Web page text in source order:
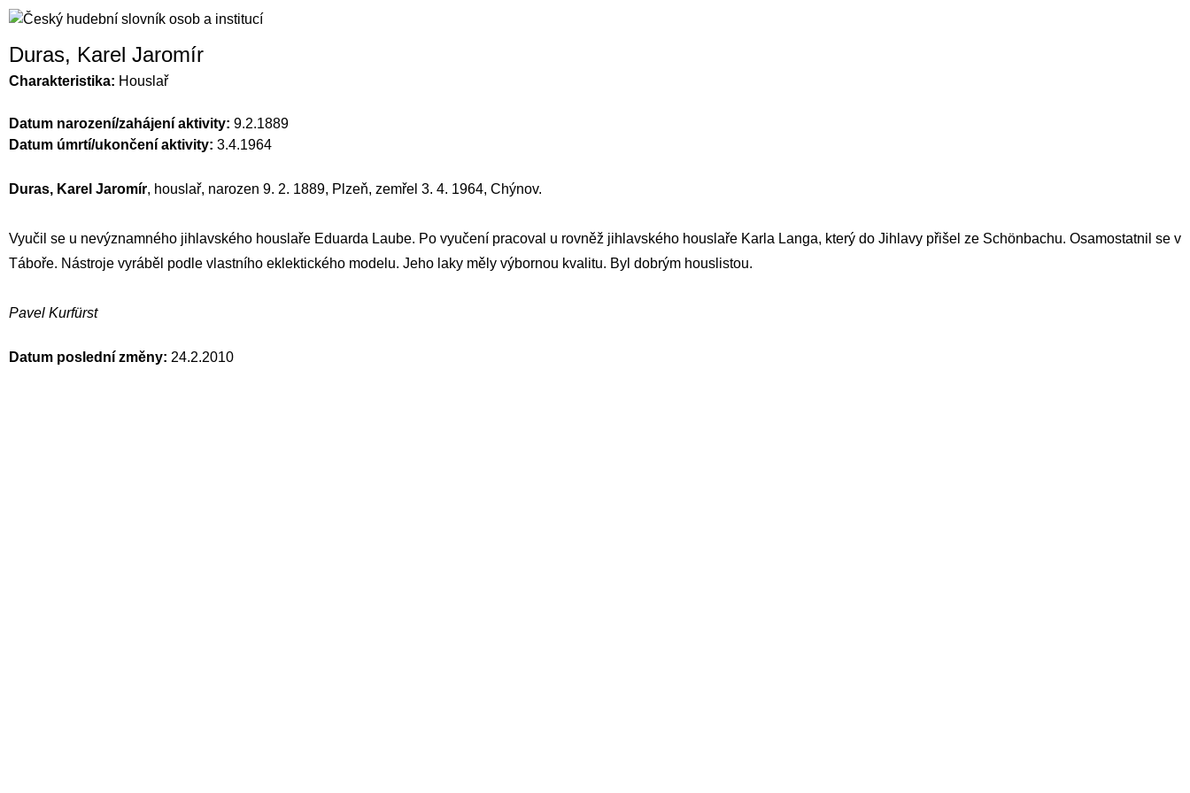
Duras, Karel Jaromír
Charakteristika: Houslař
Datum narození/zahájení aktivity: 9.2.1889
Datum úmrtí/ukončení aktivity: 3.4.1964
Duras, Karel Jaromír, houslař, narozen 9. 2. 1889, Plzeň, zemřel 3. 4. 1964, Chýnov.
Vyučil se u nevýznamného jihlavského houslaře Eduarda Laube. Po vyučení pracoval u rovněž jihlavského houslaře Karla Langa, který do Jihlavy přišel ze Schönbachu. Osamostatnil se v
Táboře. Nástroje vyráběl podle vlastního eklektického modelu. Jeho laky měly výbornou kvalitu. Byl dobrým houslistou.
Pavel Kurfürst
Datum poslední změny: 24.2.2010